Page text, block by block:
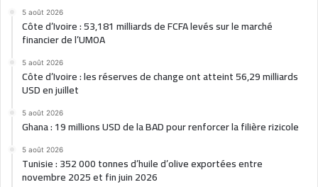
5 août 2026
Côte d’Ivoire : 53,181 milliards de FCFA levés sur le marché
financier de l’UMOA
5 août 2026
Côte d’Ivoire : les réserves de change ont atteint 56,29 milliards
USD en juillet
5 août 2026
Ghana : 19 millions USD de la BAD pour renforcer la filière rizicole
5 août 2026
Tunisie : 352 000 tonnes d’huile d’olive exportées entre
novembre 2025 et fin juin 2026